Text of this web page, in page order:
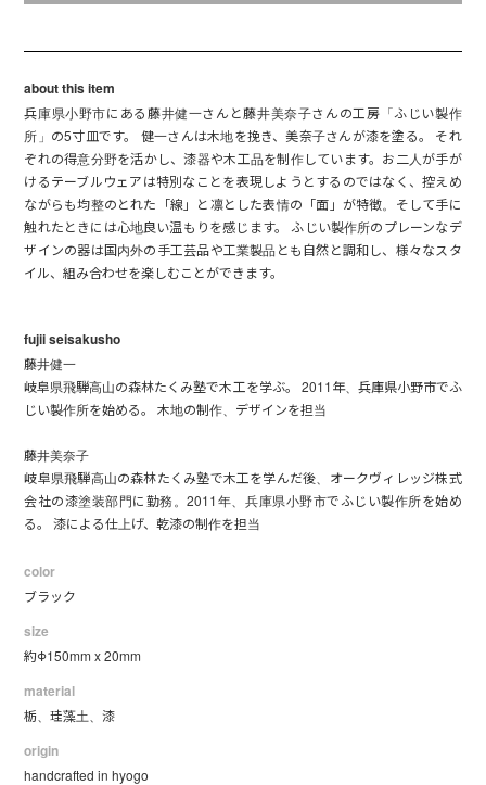
about this item
兵庫県小野市にある藤井健一さんと藤井美奈子さんの工房「ふじい製作
所」の5寸皿です。 健一さんは木地を挽き、美奈子さんが漆を塗る。 それ
ぞれの得意分野を活かし、漆器や木工品を制作しています。お二人が手が
けるテーブルウェアは特別なことを表現しようとするのではなく、控えめ
ながらも均整のとれた「線」と凛とした表情の「面」が特徴。そして手に
触れたときには心地良い温もりを感じます。 ふじい製作所のプレーンなデ
ザインの器は国内外の手工芸品や工業製品とも自然と調和し、様々なスタ
イル、組み合わせを楽しむことができます。
fujii seisakusho
藤井健一
岐阜県飛騨高山の森林たくみ塾で木工を学ぶ。 2011年、兵庫県小野市でふ
じい製作所を始める。 木地の制作、デザインを担当
藤井美奈子
岐阜県飛騨高山の森林たくみ塾で木工を学んだ後、オークヴィレッジ株式
会社の漆塗装部門に勤務。2011年、兵庫県小野市でふじい製作所を始め
る。 漆による仕上げ、乾漆の制作を担当
color
ブラック
size
約Φ150mm x 20mm
material
栃、珪藻土、漆
origin
handcrafted in hyogo